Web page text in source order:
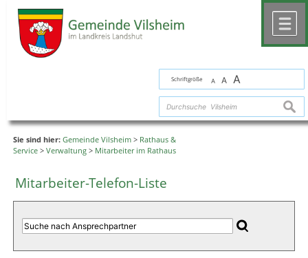
Schriftgröße A A A
Sie sind hier: Gemeinde Vilsheim > Rathaus &
Service > Verwaltung > Mitarbeiter im Rathaus
Mitarbeiter-Telefon-Liste